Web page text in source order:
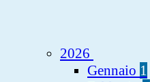
2026
Gennaio 1